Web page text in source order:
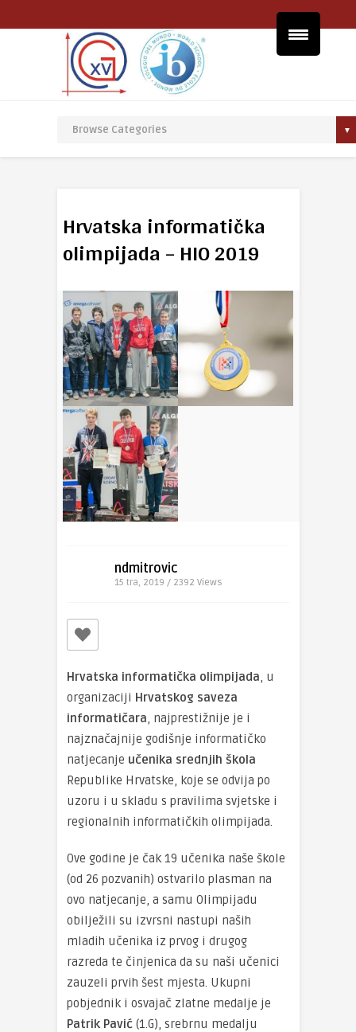
Hrvatska informatička
olimpijada – HIO 2019
ndmitrovic
15 tra, 2019 / 2392 Views
Hrvatska informatička olimpijada, u
organizaciji Hrvatskog saveza
informatičara, najprestižnije je i
najznačajnije godišnje informatičko
natjecanje učenika srednjih škola
Republike Hrvatske, koje se odvija po
uzoru i u skladu s pravilima svjetske i
regionalnih informatičkih olimpijada.
Ove godine je čak 19 učenika naše škole
(od 26 pozvanih) ostvarilo plasman na
ovo natjecanje, a samu Olimpijadu
obilježili su izvrsni nastupi naših
mladih učenika iz prvog i drugog
razreda te činjenica da su naši učenici
zauzeli prvih šest mjesta. Ukupni
pobjednik i osvajač zlatne medalje je
Patrik Pavić (1.G), srebrnu medalju